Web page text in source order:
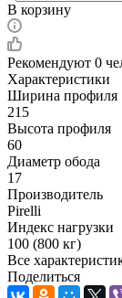
В корзину
Рекомендуют 0
Характеристики
Ширина профиля
215
Высота профиля
60
Диаметр обода
17
Производитель
Pirelli
Индекс нагрузки
100 (800 кг)
Все
Поделиться